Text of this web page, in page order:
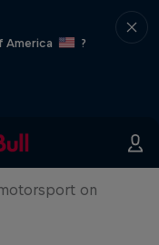
America
?
Hardest
on